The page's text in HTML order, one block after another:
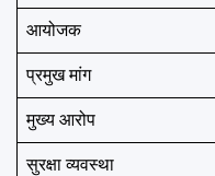
आयोजक
प्रमुख मांग
मुख्य आरोप
सुरक्षा व्यवस्था